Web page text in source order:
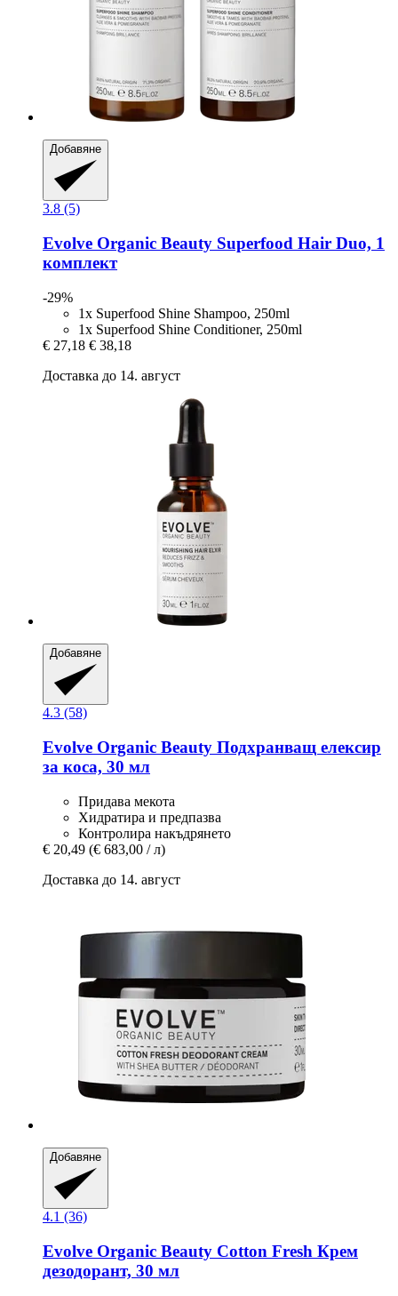
Добавяне
3.8 (5)
Evolve Organic Beauty Superfood Hair Duo, 1
комплект
-29%
1x Superfood Shine Shampoo, 250ml
1x Superfood Shine Conditioner, 250ml
€ 27,18 € 38,18
Доставка до 14. август
Добавяне
4.3 (58)
Evolve Organic Beauty Подхранващ елексир
за коса, 30 мл
Придава мекота
Хидратира и предпазва
Контролира накъдрянето
€ 20,49 (€ 683,00 / л)
Доставка до 14. август
Добавяне
4.1 (36)
Evolve Organic Beauty Cotton Fresh Крем
дезодорант, 30 мл